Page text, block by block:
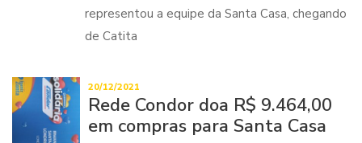
representou a equipe da Santa Casa, chegando
de Catita
20/12/2021
Rede Condor doa R$ 9.464,00
em compras para Santa Casa